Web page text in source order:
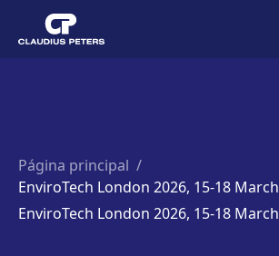
Página principal /
EnviroTech London 2026, 15-18 March
EnviroTech London 2026, 15-18 March